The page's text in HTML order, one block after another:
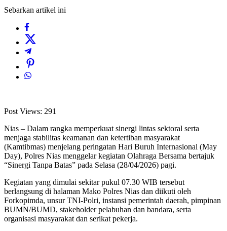
Sebarkan artikel ini
Post Views: 291
Nias – Dalam rangka memperkuat sinergi lintas sektoral serta
menjaga stabilitas keamanan dan ketertiban masyarakat
(Kamtibmas) menjelang peringatan Hari Buruh Internasional (May
Day), Polres Nias menggelar kegiatan Olahraga Bersama bertajuk
“Sinergi Tanpa Batas” pada Selasa (28/04/2026) pagi.
Kegiatan yang dimulai sekitar pukul 07.30 WIB tersebut
berlangsung di halaman Mako Polres Nias dan diikuti oleh
Forkopimda, unsur TNI-Polri, instansi pemerintah daerah, pimpinan
BUMN/BUMD, stakeholder pelabuhan dan bandara, serta
organisasi masyarakat dan serikat pekerja.